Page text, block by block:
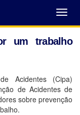
Abrir
Menu
um trabalho
Acidentes (Cipa)
de Acidentes de
sobre prevenção